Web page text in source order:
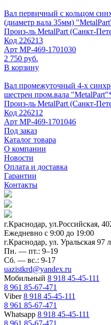
Вал первичный с кольцом
(диаметр вала 35мм)
Произ-ль MetalPart (Санкт-
Код 226213
Арт МР-469-1701030
2 750 руб.
В корзину
Вал промежуточный 4-х
шестрен пром.вала
Произ-ль MetalPart (Санкт-
Код 226212
Арт МР-469-1701046
Под заказ
Каталог товара
О компании
Новости
Оплата и доставка
Гарантии
Контакты
г.Краснодар, ул.Российская,
Ежедневно c 9:00 до 19:00
г.Краснодар, ул. Уральская 97
Пн. — пт.: 9–19
Сб. — вс.: 9-17
uazistkrd@yandex.ru
Мобильный 8 918 45-45-111
8 961 85-67-471
Viber8 918 45-45-111
8 961 85-67-471
Whatsapp 8 918 45-45-111
8 961 85-67-471